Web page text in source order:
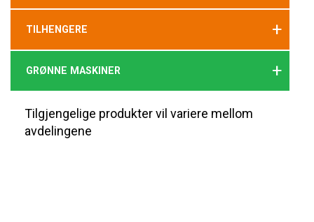
TILHENGERE +
GRØNNE MASKINER +
Tilgjengelige produkter vil variere mellom
avdelingene